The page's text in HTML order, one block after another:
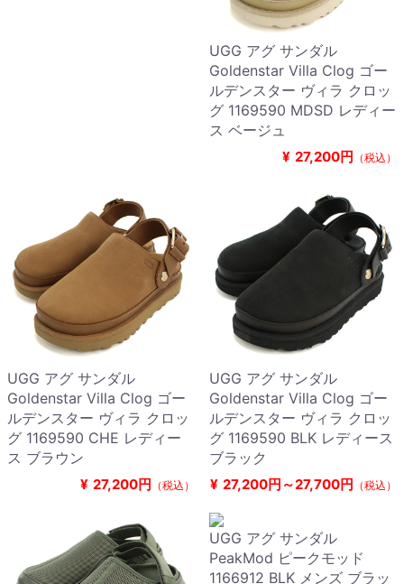
UGG アグ サンダル
Goldenstar Villa Clog ゴー
ルデンスター ヴィラ クロッ
グ 1169590 MDSD レディー
ス ベージュ
¥ 27,200円 （税込）
UGG アグ サンダル
Goldenstar Villa Clog ゴー
ルデンスター ヴィラ クロッ
グ 1169590 CHE レディー
ス ブラウン
¥ 27,200円 （税込）
UGG アグ サンダル
Goldenstar Villa Clog ゴー
ルデンスター ヴィラ クロッ
グ 1169590 BLK レディース
ブラック
¥ 27,200円～27,700円 （税込）
UGG アグ サンダル
PeakMod ピークモッド
1166912 BLK メンズ ブラッ